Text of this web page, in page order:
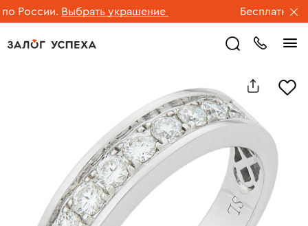
России. Выбрать украшение Бесплатная